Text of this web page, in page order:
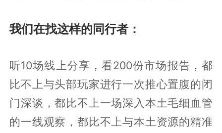
我们在找这样的同行者：
听10场线上分享，看200份市场报告，都
比不上与头部玩家进行一次推心置腹的闭
门深谈，都比不上一场深入本土毛细血管
的一线观察，都比不上与本土资源的精准